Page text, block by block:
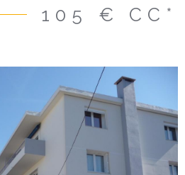
105 € CC*